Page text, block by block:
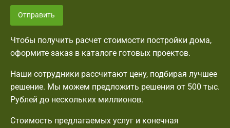
Отправить
Чтобы получить расчет стоимости постройки дома,
оформите заказ в каталоге готовых проектов.
Наши сотрудники рассчитают цену, подбирая лучшее
решение. Мы можем предложить решения от 500 тыс.
Рублей до нескольких миллионов.
Стоимость предлагаемых услуг и конечная